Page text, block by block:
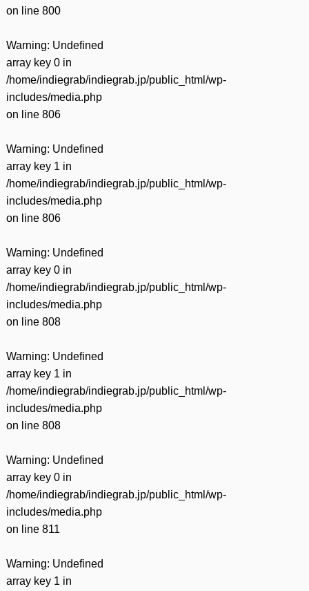
on line 800
Warning: Undefined
array key 0 in
/home/indiegrab/indiegrab.jp/public_html/wp-
includes/media.php
on line 806
Warning: Undefined
array key 1 in
/home/indiegrab/indiegrab.jp/public_html/wp-
includes/media.php
on line 806
Warning: Undefined
array key 0 in
/home/indiegrab/indiegrab.jp/public_html/wp-
includes/media.php
on line 808
Warning: Undefined
array key 1 in
/home/indiegrab/indiegrab.jp/public_html/wp-
includes/media.php
on line 808
Warning: Undefined
array key 0 in
/home/indiegrab/indiegrab.jp/public_html/wp-
includes/media.php
on line 811
Warning: Undefined
array key 1 in